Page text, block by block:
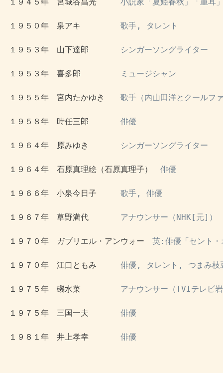
１９５０年　泉アキ 歌手, タレント
１９５３年　山下達郎 シンガーソングライター
１９５３年　喜多郎 ミュージシャン
１９５５年　宮内たかゆき 歌手（内山田洋とクールフ
１９５８年　時任三郎 俳優
１９６４年　原みゆき シンガーソングライター
１９６４年　石原真理絵（石原真理子） 俳優
１９６６年　小泉今日子 歌手, 俳優
１９６７年　草野満代 アナウンサー（NHK[元]）
１９７０年　ガブリエル・アンウォー 英:俳優「セント・
１９７０年　江口ともみ 俳優, タレント, つまみ枝
１９７５年　磯水菜 アナウンサー（TVIテレビ
１９７５年　三国一夫 俳優
１９８１年　井上孝幸 俳優